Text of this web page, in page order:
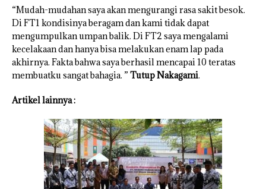
“Mudah-mudahan saya akan mengurangi rasa sakit besok.
Di FT1 kondisinya beragam dan kami tidak dapat
mengumpulkan umpan balik. Di FT2 saya mengalami
kecelakaan dan hanya bisa melakukan enam lap pada
akhirnya. Fakta bahwa saya berhasil mencapai 10 teratas
membuatku sangat bahagia. ” Tutup Nakagami.
Artikel lainnya :